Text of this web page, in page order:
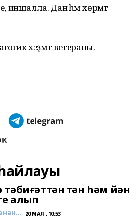
иншалла. Дан һәм хөрмәт
хеҙмәт ветераны.
тәбиғәттән тән һәм йән
алып
20 МАЯ , 10:53